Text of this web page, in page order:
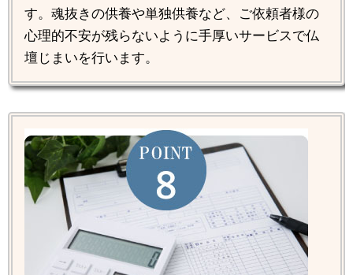
す。魂抜きの供養や単独供養など、ご依頼者様の
心理的不安が残らないように手厚いサービスで仏
壇じまいを行います。